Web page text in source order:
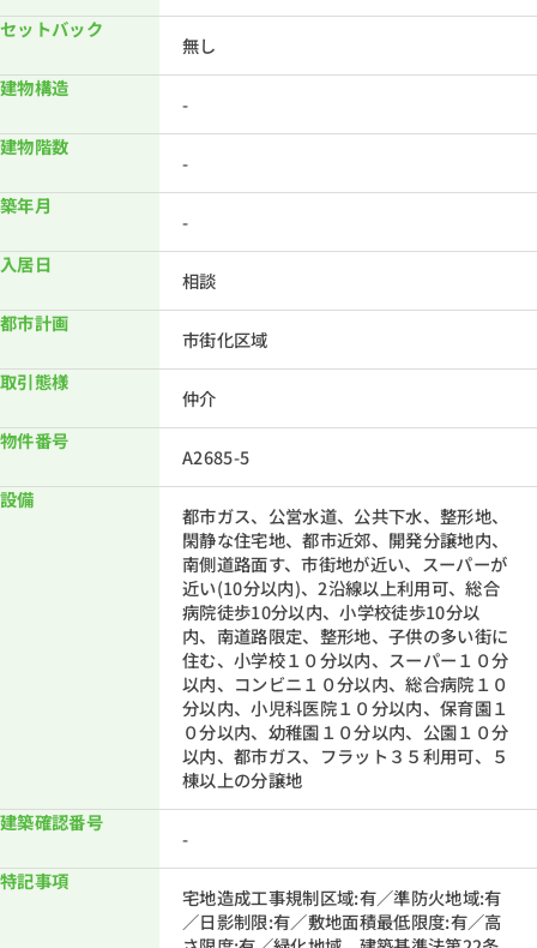
セットバック
無し
建物構造
-
建物階数
-
築年月
-
入居日
相談
都市計画
市街化区域
取引態様
仲介
物件番号
A2685-5
設備
都市ガス、公営水道、公共下水、整形地、
閑静な住宅地、都市近郊、開発分譲地内、
南側道路面す、市街地が近い、スーパーが
近い(10分以内)、2沿線以上利用可、総合
病院徒歩10分以内、小学校徒歩10分以
内、南道路限定、整形地、子供の多い街に
住む、小学校１０分以内、スーパー１０分
以内、コンビニ１０分以内、総合病院１０
分以内、小児科医院１０分以内、保育園１
０分以内、幼稚園１０分以内、公園１０分
以内、都市ガス、フラット３５利用可、５
棟以上の分譲地
建築確認番号
-
特記事項
宅地造成工事規制区域:有／準防火地域:有
／日影制限:有／敷地面積最低限度:有／高